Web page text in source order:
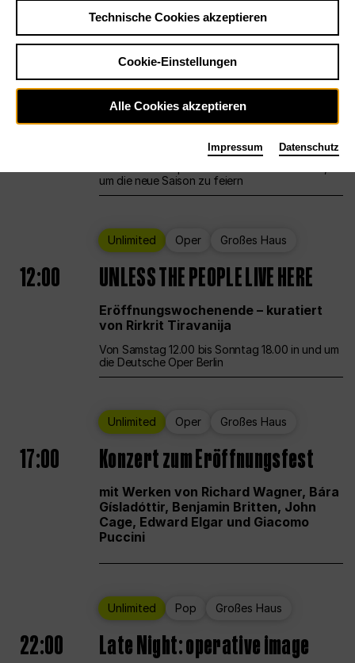
Sa29.8.
Großes Haus
12:00 Eröffnungswochenende
um die neue Saison zu feiern
Unlimited Oper Großes Haus
12:00 UNLESS THE PEOPLE LIVE HERE
Eröffnungswochenende – kuratiert
von Rirkrit Tiravanija
Von Samstag 12.00 bis Sonntag 18.00 in und um
die Deutsche Oper Berlin
Unlimited Oper Großes Haus
17:00 Konzert zum Eröffnungsfest
mit Werken von Richard Wagner, Bára
Gísladóttir, Benjamin Britten, John
Cage, Edward Elgar und Giacomo
Puccini
Unlimited Pop Großes Haus
22:00 Late Night: operative image
Technische Cookies akzeptieren
Cookie-Einstellungen
Alle Cookies akzeptieren
Impressum Datenschutz